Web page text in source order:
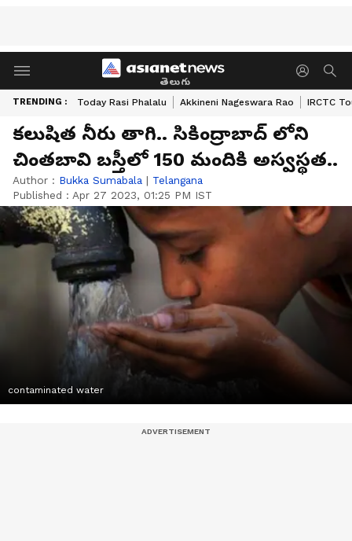
తెలుగు
TRENDING : Today Rasi Phalalu Akkineni Nageswara Rao IRCTC
కలుషిత నీరు తాగి.. సికింద్రాబాద్ లోని
చింతబావి బస్తీలో 150 మందికి అస్వస్థత..
Author : Bukka Sumabala | Telangana
Published : Apr 27 2023, 01:25 PM IST
contaminated water